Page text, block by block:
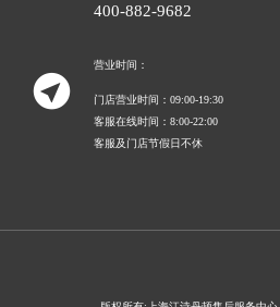
400-882-9682

营业时间：
门店营业时间：09:00-19:30
客服在线时间：8:00-22:00
客服及门店节假日不休